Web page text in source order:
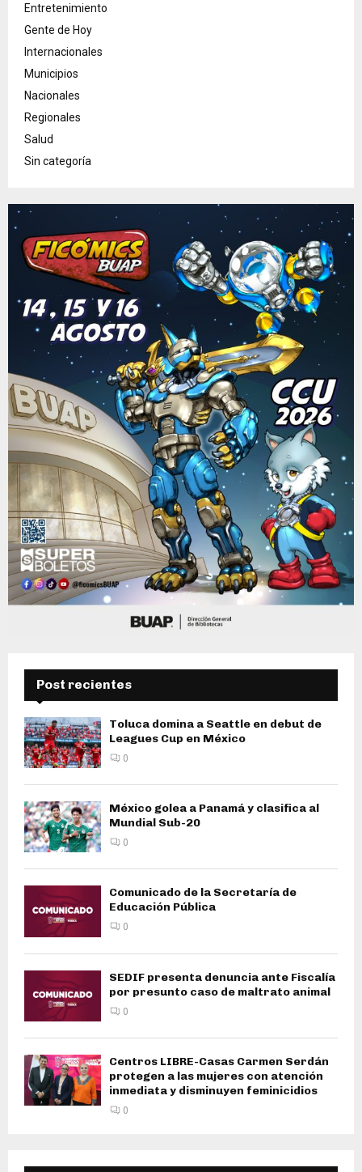
Entretenimiento
Gente de Hoy
Internacionales
Municipios
Nacionales
Regionales
Salud
Sin categoría
Post recientes
Toluca domina a Seattle en debut de
Leagues Cup en México
0
México golea a Panamá y clasifica al
Mundial Sub-20
0
Comunicado de la Secretaría de
Educación Pública
0
SEDIF presenta denuncia ante Fiscalía
por presunto caso de maltrato animal
0
Centros LIBRE-Casas Carmen Serdán
protegen a las mujeres con atención
inmediata y disminuyen feminicidios
0